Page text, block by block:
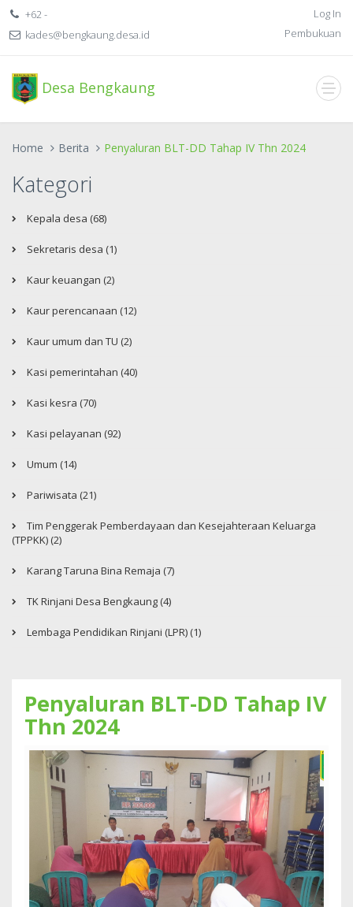
+62 -
kades@bengkaung.desa.id
Log In
Pembukuan
Desa Bengkaung
Home Berita Penyaluran BLT-DD Tahap IV Thn 2024
Kategori
Kepala desa (68)
Sekretaris desa (1)
Kaur keuangan (2)
Kaur perencanaan (12)
Kaur umum dan TU (2)
Kasi pemerintahan (40)
Kasi kesra (70)
Kasi pelayanan (92)
Umum (14)
Pariwisata (21)
Tim Penggerak Pemberdayaan dan Kesejahteraan Keluarga
(TPPKK) (2)
Karang Taruna Bina Remaja (7)
TK Rinjani Desa Bengkaung (4)
Lembaga Pendidikan Rinjani (LPR) (1)
Penyaluran BLT-DD Tahap IV
Thn 2024